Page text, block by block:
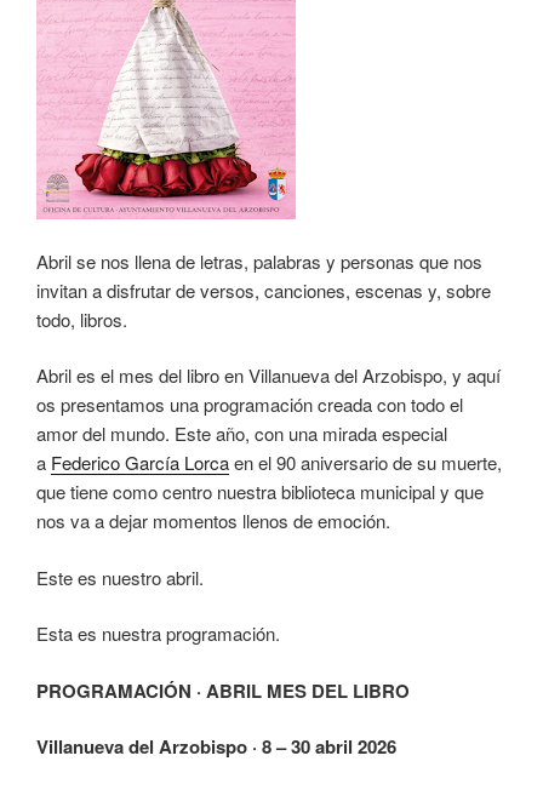
Abril se nos llena de letras, palabras y personas que nos
invitan a disfrutar de versos, canciones, escenas y, sobre
todo, libros.
Abril es el mes del libro en Villanueva del Arzobispo, y aquí
os presentamos una programación creada con todo el
amor del mundo. Este año, con una mirada especial
a Federico García Lorcaen el 90 aniversario de su muerte,
que tiene como centro nuestra biblioteca municipal y que
nos va a dejar momentos llenos de emoción.
Este es nuestro abril.
Esta es nuestra programación.
PROGRAMACIÓN · ABRIL MES DEL LIBRO
Villanueva del Arzobispo · 8 – 30 abril 2026